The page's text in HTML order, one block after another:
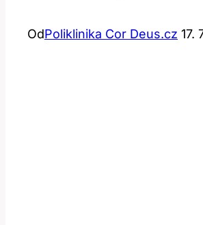
OdPoliklinika Cor Deus.cz 17.